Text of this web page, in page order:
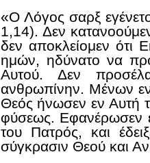
«Ο Λόγος σαρξ
1,14). Δεν
δεν αποκλείομεν ότι
ημών, ηδύνατο να
Αυτού. Δεν
ανθρωπίνην. Μένων
Θεός ήνωσεν εν Αυτή
φύσεως. Εφανέρωσεν
του Πατρός, και
σύγκρασιν Θεού και